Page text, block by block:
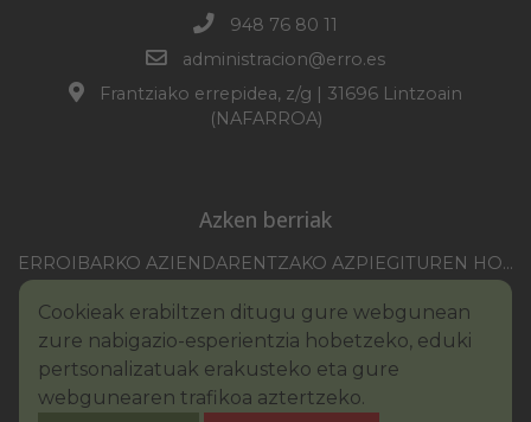
948 76 80 11
administracion@erro.es
Frantziako errepidea, z/g | 31696 Lintzoain
(NAFARROA)
Azken berriak
ERROIBARKO AZIENDARENTZAKO AZPIEGITUREN HOBEKUNTZA 2025-2026 KANPAINA
BANDOA – URAREN KONTSUMO ARDURATSUA
Cookieak erabiltzen ditugu gure webgunean
zure nabigazio-esperientzia hobetzeko, eduki
pertsonalizatuak erakusteko eta gure
webgunearen trafikoa aztertzeko.